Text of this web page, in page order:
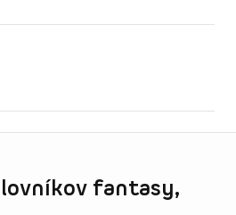
fantasy,